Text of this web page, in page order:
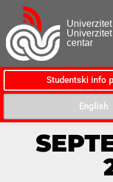
centar
Studentski info
English